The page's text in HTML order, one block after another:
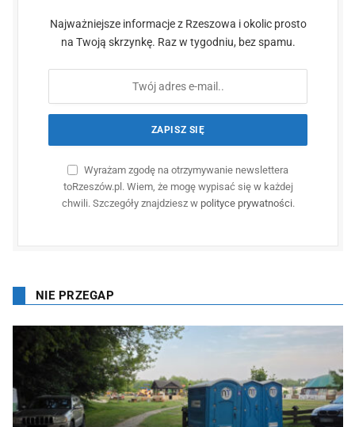
Najważniejsze informacje z Rzeszowa i okolic prosto
na Twoją skrzynkę. Raz w tygodniu, bez spamu.
Wyrażam zgodę na otrzymywanie newslettera
toRzeszów.pl. Wiem, że mogę wypisać się w każdej
chwili. Szczegóły znajdziesz w polityce prywatności.
NIE PRZEGAP